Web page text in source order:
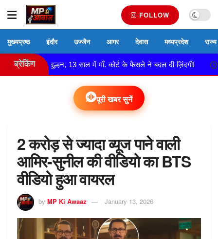
FOLLOW
मुख्यप्रष्ठ इंदौर उज्जैन आगर देवास मध्यप्रदेश राज्य
ब्रेकिंग
बनी दुल्हन, 13 साल में माँ. कोर्ट के फैसले ने बदल दी ज़िंदगी!
पूरी खबर सुनें
2 करोड़ से ज्यादा व्यूज पाने वाली
आमिर-सुनील की वीडियो का BTS
वीडियो हुआ वायरल
by MP Ki Awaaz January 13, 2026